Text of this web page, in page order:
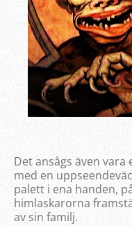
Det ansågs även
med en
palett i ena handen,
himlaskarorna
av sin familj.